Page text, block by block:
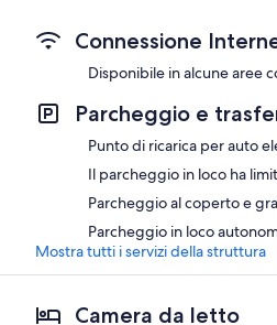
Connessione
Disponibile in alcune aree
Parcheggio e
Punto di ricarica per auto
Il parcheggio in loco ha
Parcheggio al coperto e
Parcheggio in loco
Mostra tutti i servizi della struttura
Camera da letto